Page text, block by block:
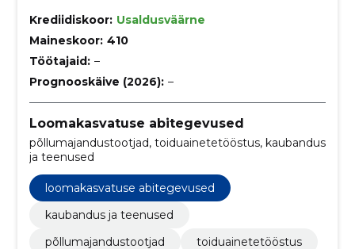
Krediidiskoor: Usaldusväärne
Maineskoor: 410
Töötajaid: –
Prognooskäive (2026): –
Loomakasvatuse abitegevused
põllumajandustootjad, toiduainetetööstus, kaubandus
ja teenused
loomakasvatuse abitegevused
kaubandus ja teenused
põllumajandustootjad
toiduainetetööstus